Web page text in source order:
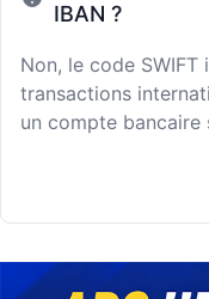
IBAN ?
Non, le code
transactions
un compte bancaire